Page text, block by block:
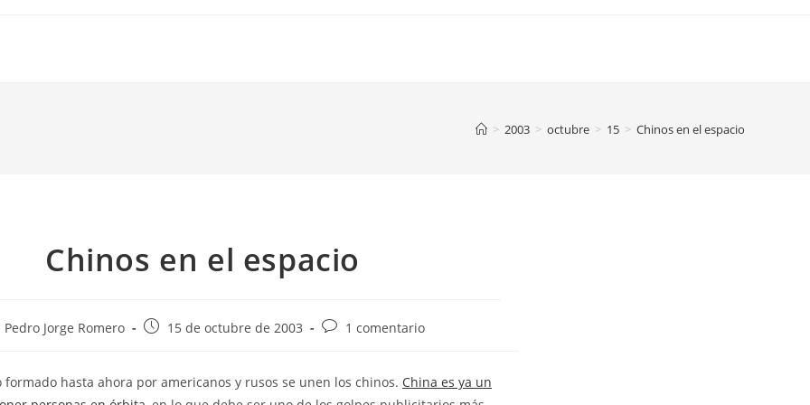
> 2003 > octubre > 15 > Chinos en el espacio
Chinos en el espacio
Pedro Jorge Romero
Publicación
entrada:
15 de octubre de 2003
Comentarios
entrada:
1 comentario
formado hasta ahora por americanos y rusos se unen los chinos. China es ya un